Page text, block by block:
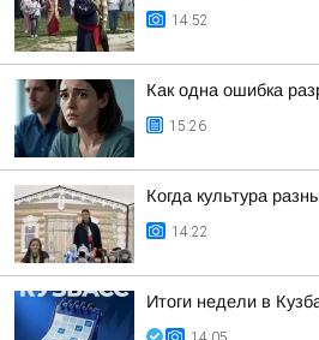
14:52
Как одна ошибка
15:26
Когда культура
14:22
Итоги недели в